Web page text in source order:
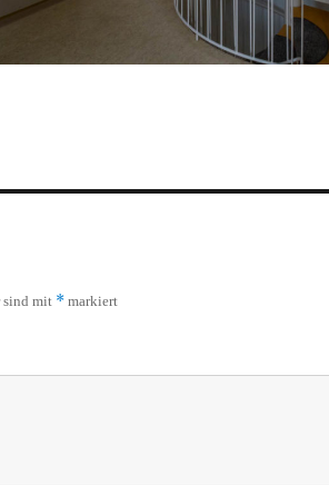
sind mit * markiert